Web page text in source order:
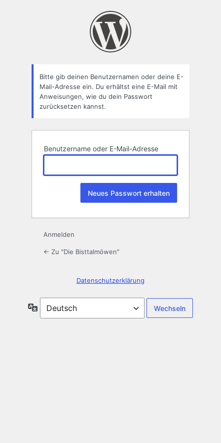
Bitte gib deinen Benutzernamen oder deine E-
Mail-Adresse ein. Du erhältst eine E-Mail mit
Anweisungen, wie du dein Passwort
zurücksetzen kannst.
Benutzername oder E-Mail-Adresse
Anmelden
← Zu "Die Bisttalmöwen"
Datenschutz­erklärung
Sprache